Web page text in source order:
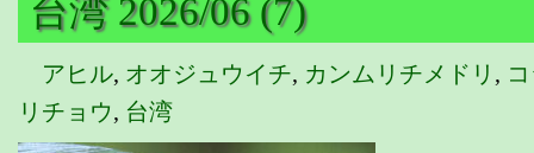
台湾 2026/06 (7)
アヒル, オオジュウイチ, カンムリチメドリ ,
リチョウ, 台湾